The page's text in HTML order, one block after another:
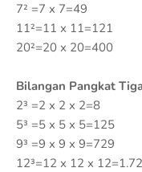
7² =7 x 7=49
11²=11 x 11=121
20²=20 x 20=400
Bilangan Pangkat
2³ =2 x 2 x 2=8
5³ =5 x 5 x 5=125
9³ =9 x 9 x 9=729
12³=12 x 12 x